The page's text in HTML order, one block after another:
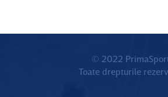
© 2022
Toate drepturile